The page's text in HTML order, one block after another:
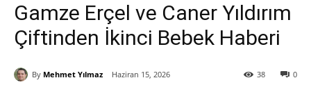
Gamze Erçel ve Caner Yıldırım
Çiftinden İkinci Bebek Haberi
By Mehmet Yılmaz Haziran 15, 2026 0
38